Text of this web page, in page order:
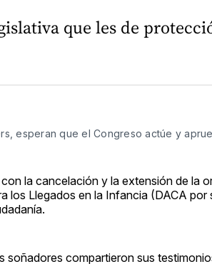
que les de
esperan que el Congreso actúe y
la cancelación y la extensión de la
los Llegados en la Infancia (DACA
soñadores compartieron sus